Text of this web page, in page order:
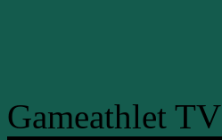
Gameathlet TV